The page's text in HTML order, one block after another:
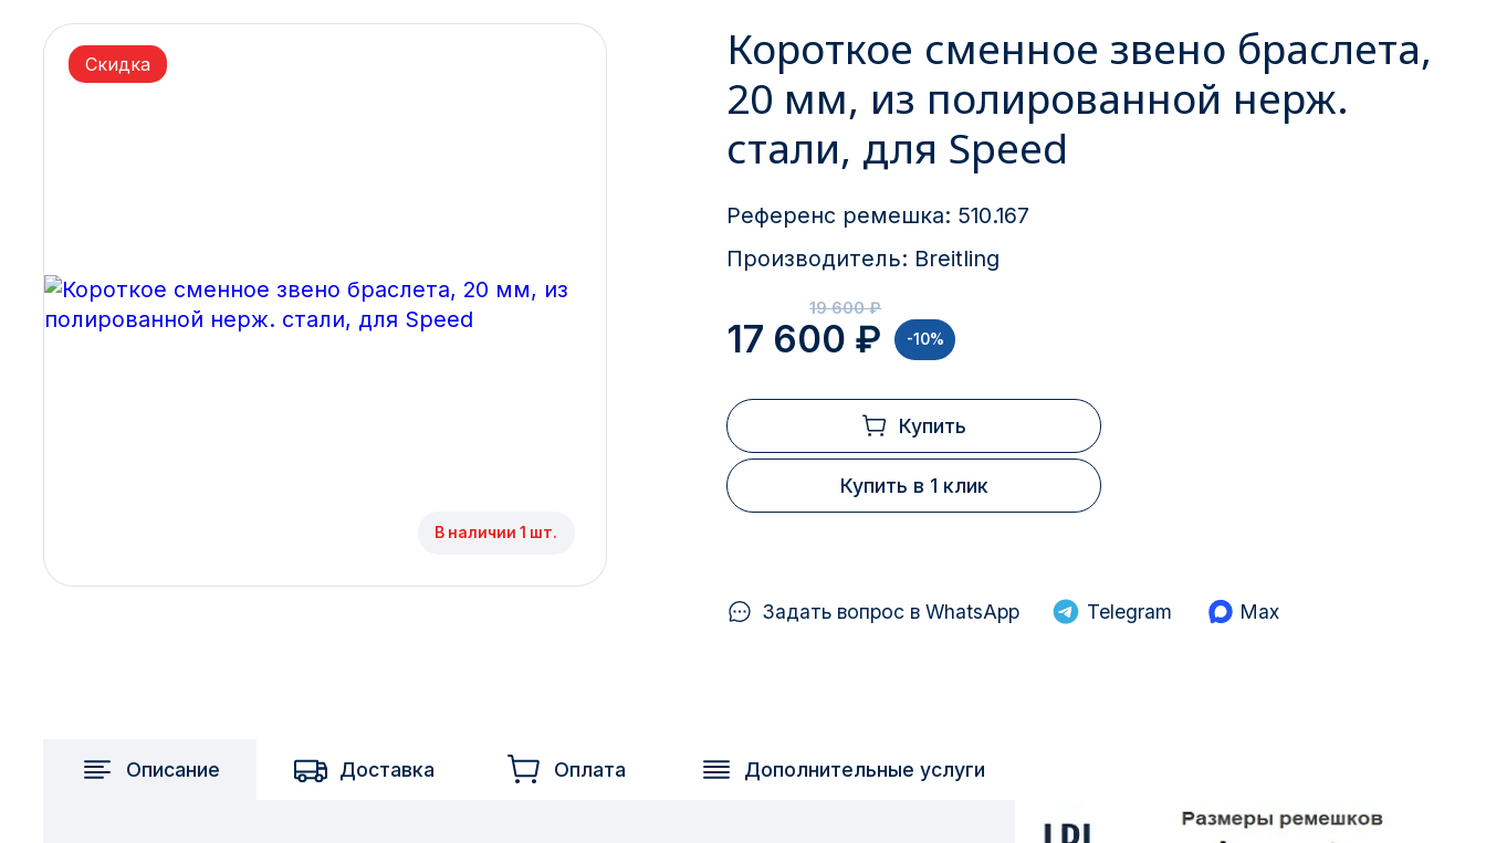
Новосибирск
Волгоград
Кемерово
В наличии 1 шт.
Скидка
Короткое сменное звено браслета,
20 мм, из полированной нерж.
стали, для Speed
Референс ремешка: 510.167
Производитель: Breitling
17 600 ₽
19 600 ₽
-10%
Купить
Купить в 1 клик
Задать вопрос в WhatsApp Telegram Max
Описание Доставка Оплата Дополнительные услуги